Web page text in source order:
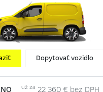
Dopytovať vozidlo
už za 22 360 € bez DPH